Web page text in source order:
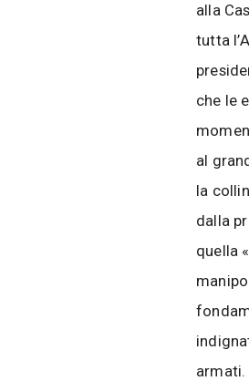
alla
tutta
che le
al
la
dalla
quella
armati.